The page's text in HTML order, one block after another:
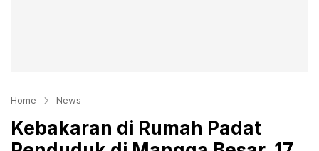
Home News
Kebakaran di Rumah Padat